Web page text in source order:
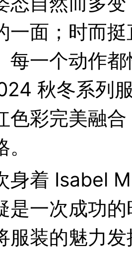
一面；时而
每一个动作
秋冬系列
色彩完美融
身着 Isabel
是一次成功
服装的魅力